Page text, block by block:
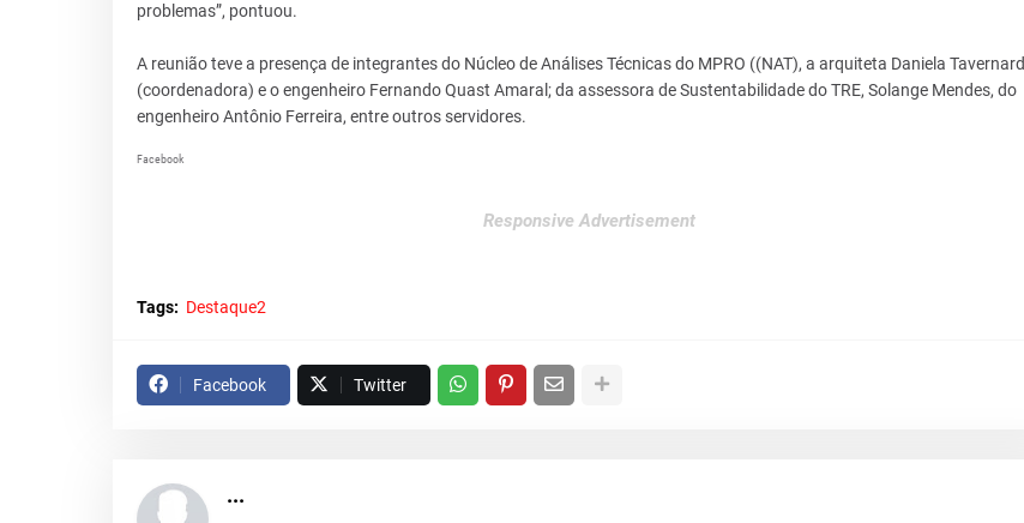
problemas”, pontuou.
A reunião teve a presença de integrantes do Núcleo de Análises Técnicas do MPRO ((NAT), a arquiteta Daniela Tavernard
(coordenadora) e o engenheiro Fernando Quast Amaral; da assessora de Sustentabilidade do TRE, Solange Mendes, do
engenheiro Antônio Ferreira, entre outros servidores.
Facebook
Responsive Advertisement
Tags: Destaque2
Facebook Twitter
...